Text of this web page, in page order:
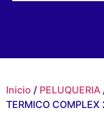
Inicio / PELUQUERIA
TERMICO